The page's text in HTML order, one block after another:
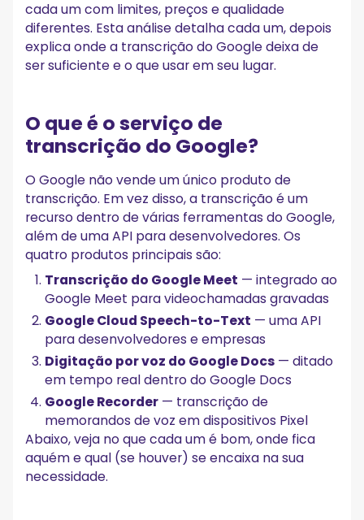
cada um com limites, preços e qualidade
diferentes. Esta análise detalha cada um, depois
explica onde a transcrição do Google deixa de
ser suficiente e o que usar em seu lugar.
O que é o serviço de
transcrição do Google?
O Google não vende um único produto de
transcrição. Em vez disso, a transcrição é um
recurso dentro de várias ferramentas do Google,
além de uma API para desenvolvedores. Os
quatro produtos principais são:
Transcrição do Google Meet — integrado ao
Google Meet para videochamadas gravadas
Google Cloud Speech-to-Text — uma API
para desenvolvedores e empresas
Digitação por voz do Google Docs — ditado
em tempo real dentro do Google Docs
Google Recorder — transcrição de
memorandos de voz em dispositivos Pixel
Abaixo, veja no que cada um é bom, onde fica
aquém e qual (se houver) se encaixa na sua
necessidade.